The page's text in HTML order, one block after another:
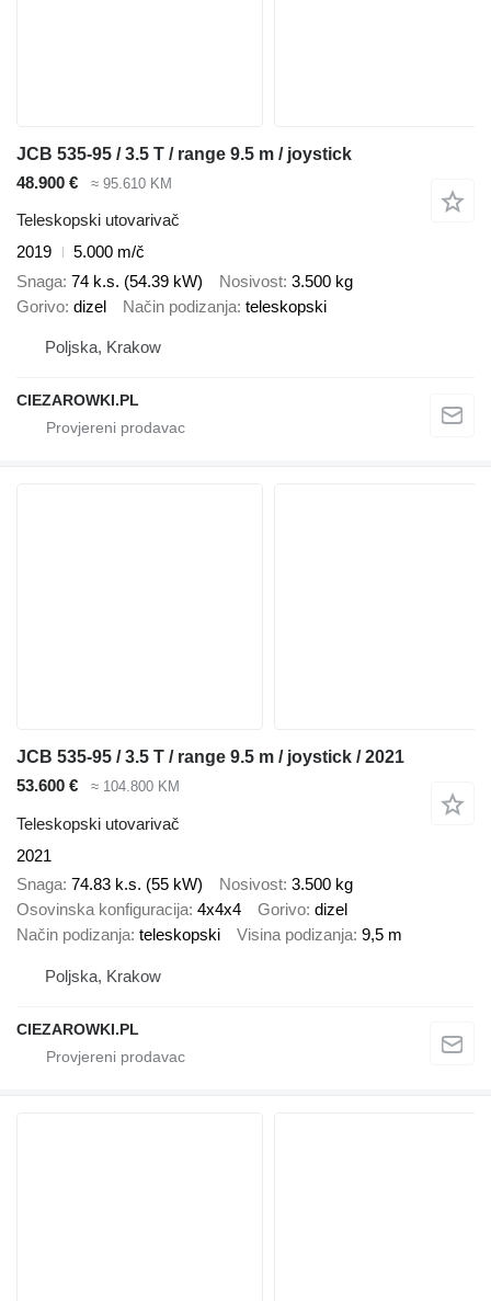
JCB 535-95 / 3.5 T / range 9.5 m / joystick
48.900 €
≈ 95.610 KM
Teleskopski utovarivač
2019
5.000 m/č
Snaga 74 k.s. (54.39 kW) Nosivost 3.500 kg
Gorivo dizel Način podizanja teleskopski
Poljska, Krakow
CIEZAROWKI.PL
JCB 535-95 / 3.5 T / range 9.5 m / joystick / 2021
53.600 €
≈ 104.800 KM
Teleskopski utovarivač
2021
Snaga 74.83 k.s. (55 kW) Nosivost 3.500 kg
Osovinska konfiguracija 4x4x4 Gorivo dizel
Način podizanja teleskopski Visina podizanja 9,5 m
Poljska, Krakow
CIEZAROWKI.PL